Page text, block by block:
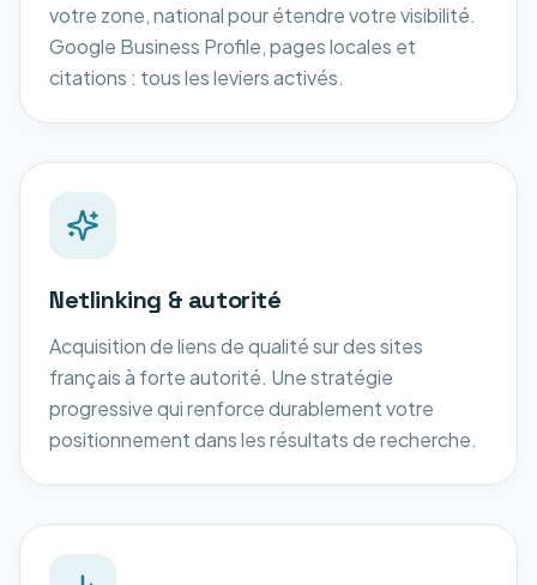
votre zone, national pour étendre votre visibilité.
Google Business Profile, pages locales et
citations : tous les leviers activés.
Netlinking & autorité
Acquisition de liens de qualité sur des sites
français à forte autorité. Une stratégie
progressive qui renforce durablement votre
positionnement dans les résultats de recherche.